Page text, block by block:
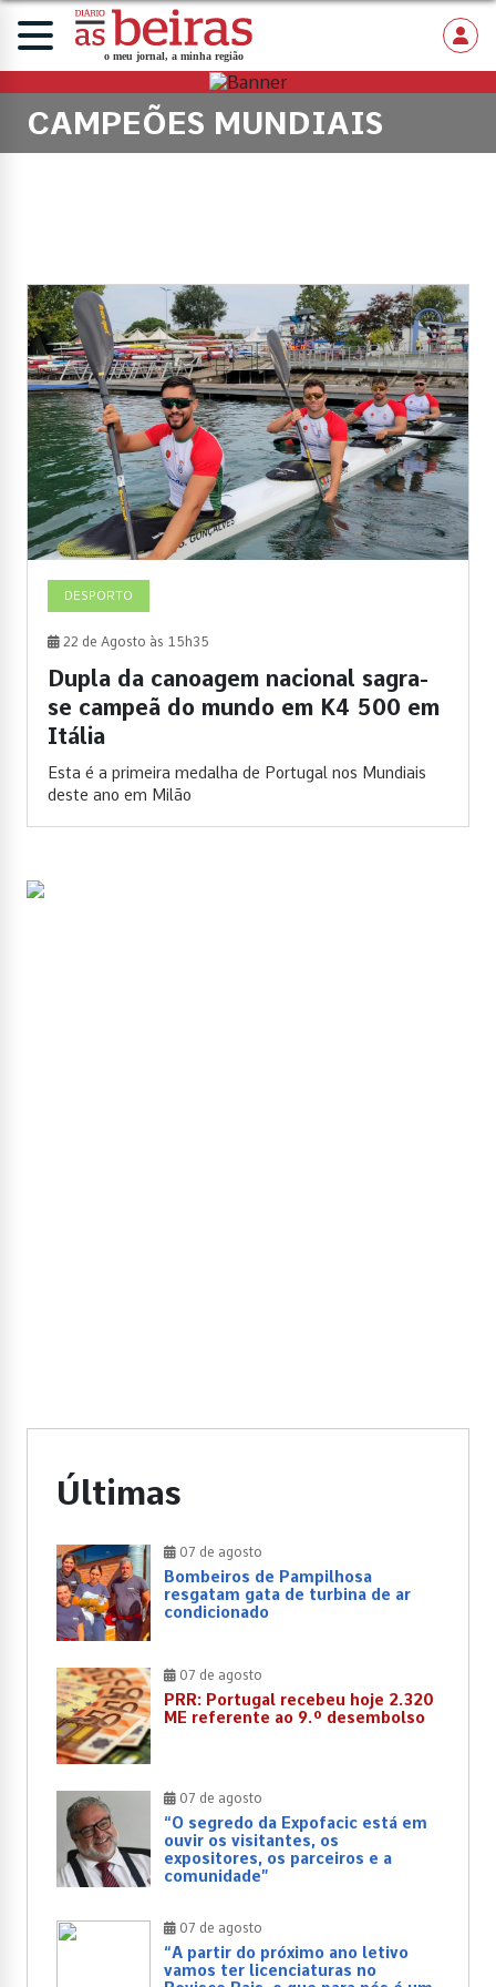
CAMPEÕES MUNDIAIS
DESPORTO
22 de Agosto às 15h35
Dupla da canoagem nacional sagra-
se campeã do mundo em K4 500 em
Itália
Esta é a primeira medalha de Portugal nos Mundiais
deste ano em Milão
Últimas
07 de agosto
Bombeiros de Pampilhosa
resgatam gata de turbina de ar
condicionado
07 de agosto
PRR: Portugal recebeu hoje 2.320
ME referente ao 9.º desembolso
07 de agosto
“O segredo da Expofacic está em
ouvir os visitantes, os
expositores, os parceiros e a
comunidade”
07 de agosto
“A partir do próximo ano letivo
vamos ter licenciaturas no